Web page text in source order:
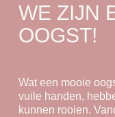
WE ZIJN
OOGST!
Wat een mooie
vuile handen,
kunnen rooien.